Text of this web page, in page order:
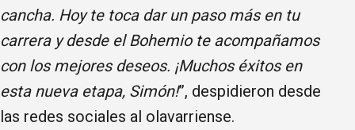
cancha. Hoy te toca dar un paso más en tu
carrera y desde el Bohemio te acompañamos
con los mejores deseos. ¡Muchos éxitos en
esta nueva etapa, Simón!”, despidieron desde
las redes sociales al olavarriense.